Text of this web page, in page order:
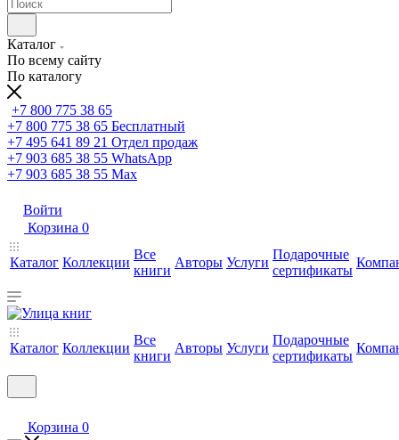
Каталог
По всему сайту
По каталогу
+7 800 775 38 65
+7 800 775 38 65 Бесплатный
+7 495 641 89 21 Отдел продаж
+7 903 685 38 55 WhatsApp
+7 903 685 38 55 Max
Войти
Корзина 0
Каталог Коллекции
Все
книги
Авторы Услуги
Подарочные
сертификаты
Каталог Коллекции
Все
книги
Авторы Услуги
Подарочные
сертификаты
Корзина 0